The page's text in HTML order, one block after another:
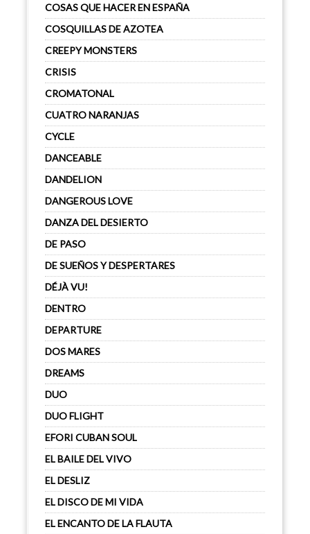
COSAS QUE HACER EN ESPAÑA
COSQUILLAS DE AZOTEA
CREEPY MONSTERS
CRISIS
CROMATONAL
CUATRO NARANJAS
CYCLE
DANCEABLE
DANDELION
DANGEROUS LOVE
DANZA DEL DESIERTO
DE PASO
DE SUEÑOS Y DESPERTARES
DÉJÀ VU!
DENTRO
DEPARTURE
DOS MARES
DREAMS
DUO
DUO FLIGHT
EFORI CUBAN SOUL
EL BAILE DEL VIVO
EL DESLIZ
EL DISCO DE MI VIDA
EL ENCANTO DE LA FLAUTA